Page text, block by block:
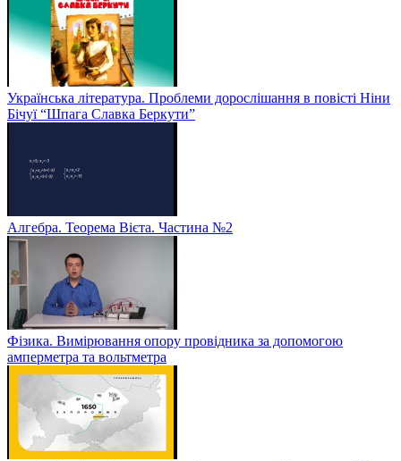
Українська література. Проблеми дорослішання в повісті Ніни
Бічуї “Шпага Славка Беркути”
Алгебра. Теорема Вієта. Частина №2
Фізика. Вимірювання опору провідника за допомогою
амперметра та вольтметра